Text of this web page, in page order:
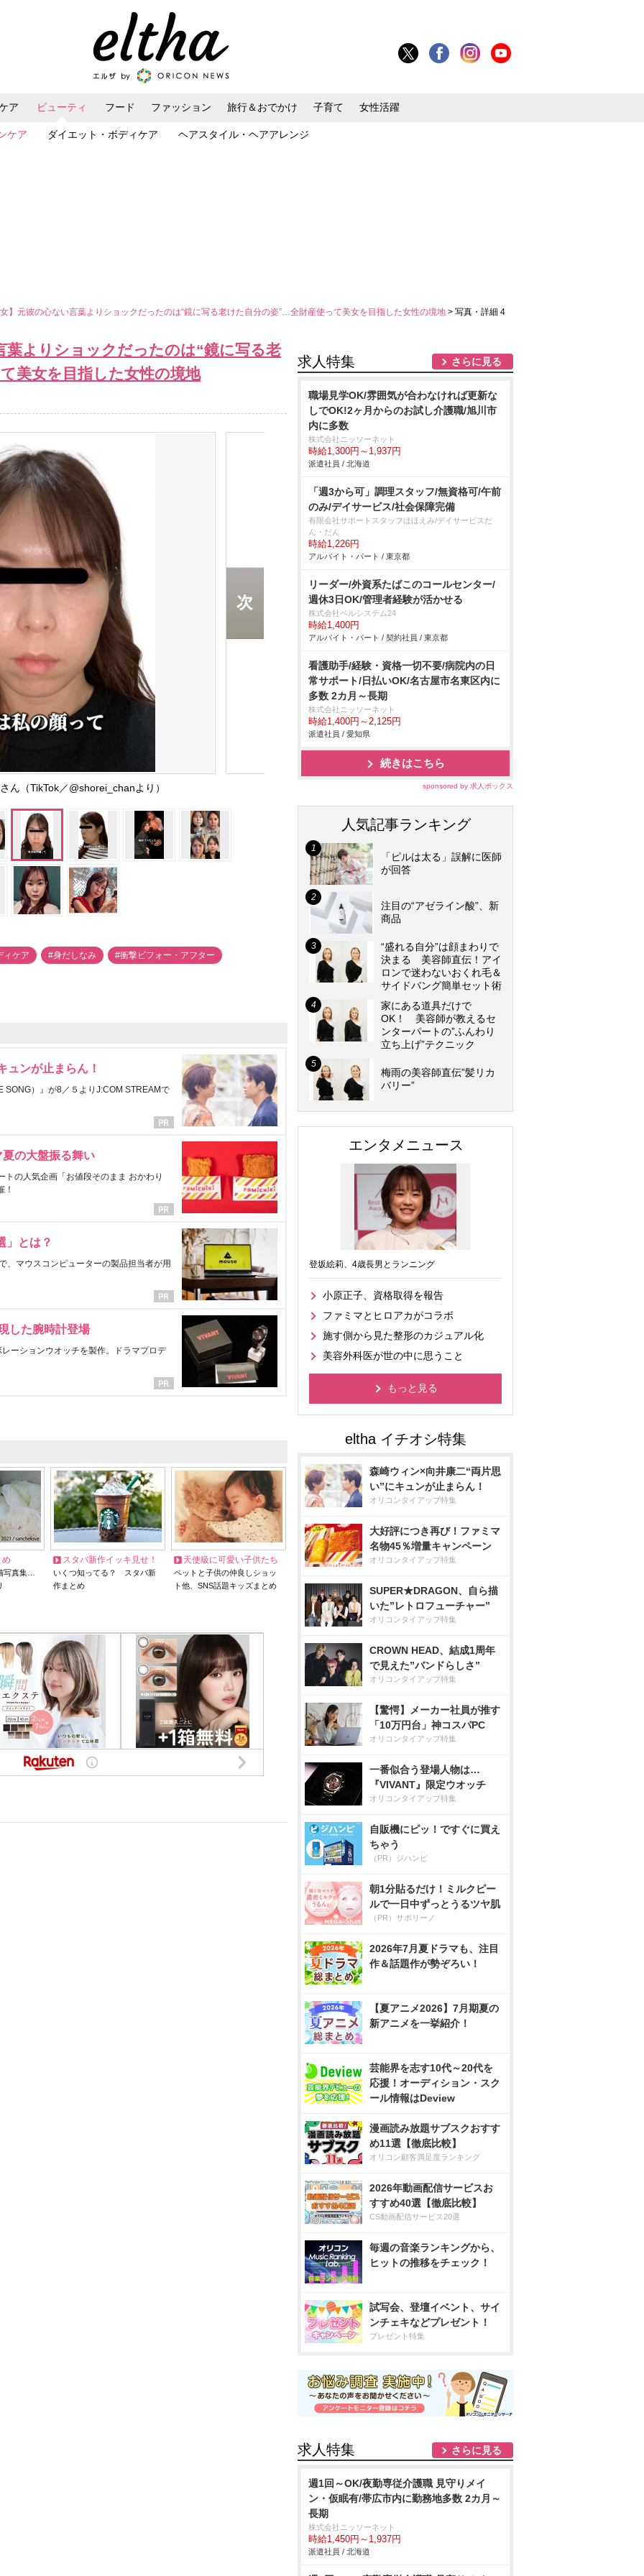
ア ビューティ
ケア ダイエット・ボディケア ヘアスタイル・ヘアアレンジ
フード ファッション 旅行＆おでかけ 子育て 女性活躍
】元彼の心ない言葉よりショックだったのは“鏡に写る老けた自分の姿”…全財産使って美女を目指した女性の境地 > 写真・詳細 4
葉よりショックだったのは“鏡に写る老
美女を目指した女性の境地
ん（TikTok／@shorei_chanより）
ィケア #身だしなみ #衝撃ビフォー・アフター
ュンが止まらん！
SONG）』が8／５よりJ:COM STREAMで
の大盤振る舞い
の人気企画「お値段そのまま おかわり
！
」とは？
、マウスコンピューターの製品担当者が用
した腕時計登場
ーションウオッチを製作。ドラマプロデ
め
写真集…
スタバ新作イッキ見せ！
いくつ知ってる？ スタバ新
作まとめ
天使級に可愛い子供たち
ペットと子供の仲良しショッ
ト他、SNS話題キッズまとめ
求人特集 さらに見る
職場見学OK/雰囲気が合わなければ更新な
しでOK!2ヶ月からのお試し介護職/旭川市
内に多数
株式会社ニッソーネット
時給1,300円～1,937円
派遣社員 / 北海道
「週3から可」調理スタッフ/無資格可/午前
のみ/デイサービス/社会保障完備
有限会社サポートスタッフほほえみ/デイサービスだ
ん・だん
時給1,226円
アルバイト・パート / 東京都
リーダー/外資系たばこのコールセンター/
週休3日OK/管理者経験が活かせる
株式会社ベルシステム24
時給1,400円
アルバイト・パート / 契約社員 / 東京都
看護助手/経験・資格一切不要/病院内の日
常サポート/日払いOK/名古屋市名東区内に
多数 2カ月～長期
株式会社ニッソーネット
時給1,400円～2,125円
派遣社員 / 愛知県
続きはこちら
sponsored by 求人ボックス
人気記事ランキング
「ピルは太る」誤解に医師
が回答
注目の“アゼライン酸”、新
商品
“盛れる自分”は顔まわりで
決まる 美容師直伝！アイ
ロンで迷わないおくれ毛＆
サイドバング簡単セット術
家にある道具だけで
OK！ 美容師が教えるセ
ンターパートの”ふんわり
立ち上げ”テクニック
梅雨の美容師直伝”髪リカ
バリー”
エンタメニュース
登坂絵莉、4歳長男とランニング
小原正子、資格取得を報告
ファミマとヒロアカがコラボ
施す側から見た整形のカジュアル化
美容外科医が世の中に思うこと
もっと見る
森崎ウィン×向井康二“両片思
い”にキュンが止まらん！
オリコンタイアップ特集
大好評につき再び！ファミマ
名物45％増量キャンペーン
オリコンタイアップ特集
SUPER★DRAGON、自ら描
いた”レトロフューチャー”
オリコンタイアップ特集
CROWN HEAD、結成1周年
で見えた”バンドらしさ”
オリコンタイアップ特集
【驚愕】メーカー社員が推す
「10万円台」神コスパPC
オリコンタイアップ特集
一番似合う登場人物は…
『VIVANT』限定ウオッチ
オリコンタイアップ特集
自販機にピッ！ですぐに買え
ちゃう
（PR）ジハンピ
朝1分貼るだけ！ミルクピー
ルで一日中ずっとうるツヤ肌
（PR）サボリーノ
2026年7月夏ドラマも、注目
作＆話題作が勢ぞろい！
【夏アニメ2026】7月期夏の
新アニメを一挙紹介！
芸能界を志す10代～20代を
応援！オーディション・スク
ール情報はDeview
漫画読み放題サブスクおすす
め11選【徹底比較】
オリコン顧客満足度ランキング
2026年動画配信サービスお
すすめ40選【徹底比較】
CS動画配信サービス20選
毎週の音楽ランキングから、
ヒットの推移をチェック！
試写会、登壇イベント、サイ
ンチェキなどプレゼント！
プレゼント特集
求人特集 さらに見る
週1回～OK/夜勤専従介護職 見守りメイ
ン・仮眠有/帯広市内に勤務地多数 2カ月～
長期
株式会社ニッソーネット
時給1,450円～1,937円
派遣社員 / 北海道